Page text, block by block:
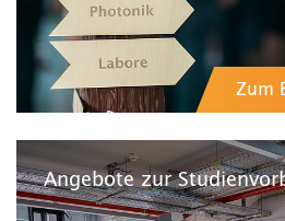
Zum
Angebote zur